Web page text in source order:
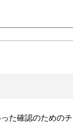
た確認のためのチ